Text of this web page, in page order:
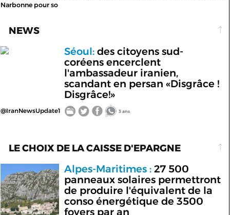
Narbonne pour so
NEWS
Séoul:des citoyens sud-
coréens encerclent
l'ambassadeur iranien,
scandant en persan «Disgrâce !
Disgrâce!»
@IranNewsUpdate1 3 ans
LE CHOIX DE LA CAISSE D'EPARGNE
Alpes-Maritimes :27 500
panneaux solaires permettront
de produire l'équivalent de la
conso énergétique de 3500
foyers par an